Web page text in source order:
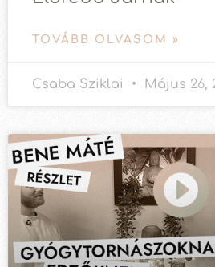
TOVÁBB OLVASOM »
Csaba Sziklai Május 26,